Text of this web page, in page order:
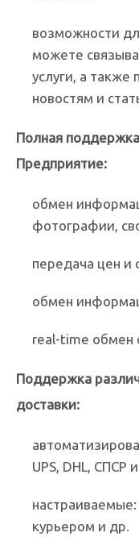
возможности
можете
услуги, а также
новостям и
Полная
Предприятие:
обмен
фотографии,
передача цен и
обмен
real-time обмен
Поддержка
доставки:
UPS, DHL, СПСР
курьером и др.